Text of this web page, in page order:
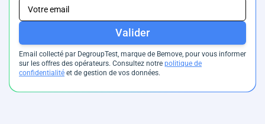
Valider
Email collecté par DegroupTest, marque de Bemove, pour vous informer
sur les offres des opérateurs. Consultez notre politique de
confidentialité et de gestion de vos données.